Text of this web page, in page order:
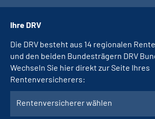
Ihre DRV
Die DRV besteht aus 14 regionalen
und den beiden Bundesträgern DRV
Wechseln Sie hier direkt zur Seite Ihres
Rentenversicherers:
Rentenversicherer wählen